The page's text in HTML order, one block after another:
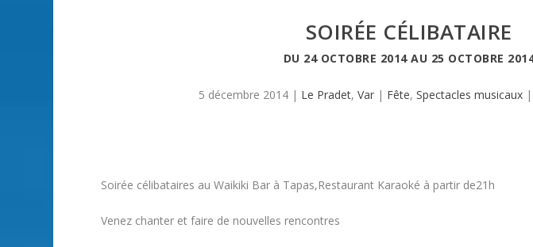
SOIRÉE CÉLIBATAIRE
DU 24 OCTOBRE 2014AU 25 OCTOBRE
5 décembre 2014| Le Pradet, Var| Fête, Spectacles musicaux|
Soirée célibataires au Waikiki Bar à Tapas,Restaurant Karaoké à partir de21h
Venez chanter et faire de nouvelles rencontres